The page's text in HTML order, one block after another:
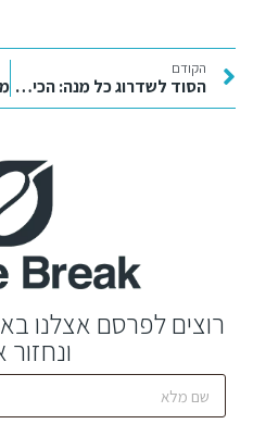
הקודם
הסוד לשדרוג כל מנה: הכירו את עולם הקסם של עשבי תיבול טריים
רוצים לפרסם אצלנו